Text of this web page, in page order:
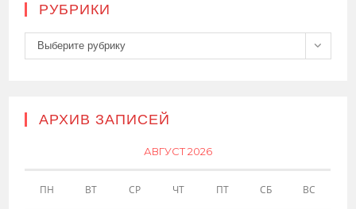
РУБРИКИ
Рубрики
Выберите рубрику
АРХИВ ЗАПИСЕЙ
АВГУСТ 2026
ПН ВТ СР ЧТ ПТ СБ ВС